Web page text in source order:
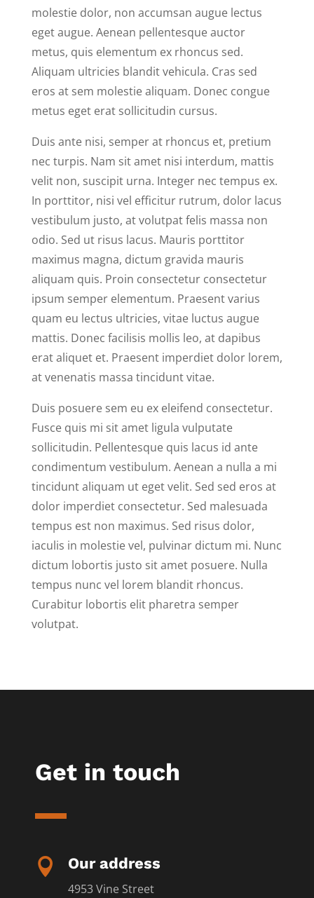
molestie dolor, non accumsan augue lectus
eget augue. Aenean pellentesque auctor
metus, quis elementum ex rhoncus sed.
Aliquam ultricies blandit vehicula. Cras sed
eros at sem molestie aliquam. Donec congue
metus eget erat sollicitudin cursus.
Duis ante nisi, semper at rhoncus et, pretium
nec turpis. Nam sit amet nisi interdum, mattis
velit non, suscipit urna. Integer nec tempus ex.
In porttitor, nisi vel efficitur rutrum, dolor lacus
vestibulum justo, at volutpat felis massa non
odio. Sed ut risus lacus. Mauris porttitor
maximus magna, dictum gravida mauris
aliquam quis. Proin consectetur consectetur
ipsum semper elementum. Praesent varius
quam eu lectus ultricies, vitae luctus augue
mattis. Donec facilisis mollis leo, at dapibus
erat aliquet et. Praesent imperdiet dolor lorem,
at venenatis massa tincidunt vitae.
Duis posuere sem eu ex eleifend consectetur.
Fusce quis mi sit amet ligula vulputate
sollicitudin. Pellentesque quis lacus id ante
condimentum vestibulum. Aenean a nulla a mi
tincidunt aliquam ut eget velit. Sed sed eros at
dolor imperdiet consectetur. Sed malesuada
tempus est non maximus. Sed risus dolor,
iaculis in molestie vel, pulvinar dictum mi. Nunc
dictum lobortis justo sit amet posuere. Nulla
tempus nunc vel lorem blandit rhoncus.
Curabitur lobortis elit pharetra semper
volutpat.
Get in touch
 Our address
4953 Vine Street